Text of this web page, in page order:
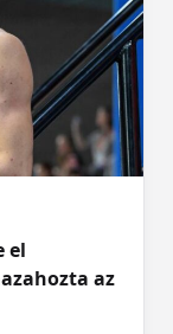
el
az